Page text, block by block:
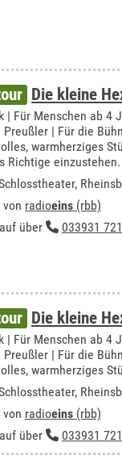
Die kleine
| Für Menschen ab 4
| Für die
warmherziges
Richtige einzustehen.
radioeins (rbb)
über
033931
Die kleine
| Für Menschen ab 4
| Für die
warmherziges
radioeins (rbb)
über
033931